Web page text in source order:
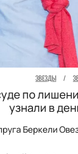
ЗВЕЗДЫ /
по
узнали в
Беркели